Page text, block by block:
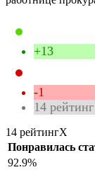
+13
-1
14 рейтинг
14 рейтингX
Понравилась
92.9%